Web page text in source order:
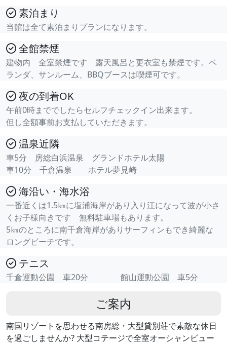
素泊まり
当館は全て素泊まりプランになります。
全館禁煙
建物内 全室禁煙です 露天風呂と更衣室も禁煙です。ベ
ランダ、サンルーム、BBQブースは喫煙可です。
夜の到着OK
午前0時まででしたらセルフチェックイン出来ます。
但し全額事前お支払していただきます。
温泉近隣
車5分 房総白浜温泉 グランドホテル太陽
車10分 千倉温泉 ホテル夢見崎
海沿い・海水浴
一番近くは1.5㎞に塩浦海岸があり入り江になって波が小さ
くお子様向きです 無料駐車場もあります。
5㎞のところに南千倉海岸がありサーフィンもでき綺麗な
ロングビーチです。
テニス
千倉運動公園 車20分 館山運動公園 車5分
ご案内
南国リゾートを思わせる南房総・大型貸別荘で素敵な休日
を過ごしませんか? 大型コテージで全室オーシャンビュー